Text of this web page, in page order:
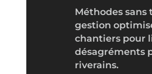
Méthodes sans
gestion
chantiers pour
désagréments
riverains.